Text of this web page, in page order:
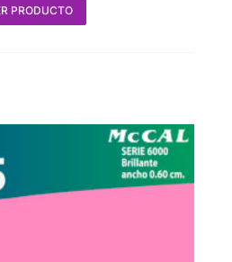
PRODUCTO